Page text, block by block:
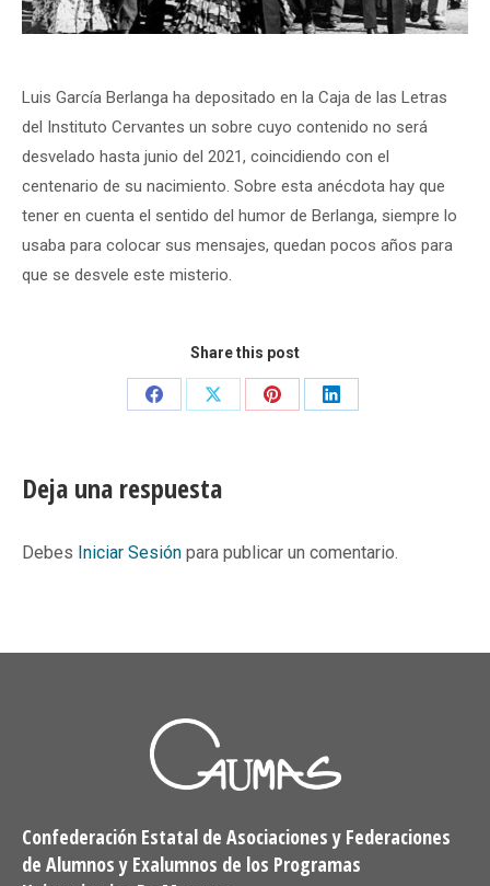
Luis García Berlanga ha depositado en la Caja de las Letras
del Instituto Cervantes un sobre cuyo contenido no será
desvelado hasta junio del 2021, coincidiendo con el
centenario de su nacimiento. Sobre esta anécdota hay que
tener en cuenta el sentido del humor de Berlanga, siempre lo
usaba para colocar sus mensajes, quedan pocos años para
que se desvele este misterio.
Share this post
Share
Share
Share
Share
Deja una respuesta
Debes Iniciar Sesión para publicar un comentario.
Confederación Estatal de Asociaciones y Federaciones
de Alumnos y Exalumnos de los Programas